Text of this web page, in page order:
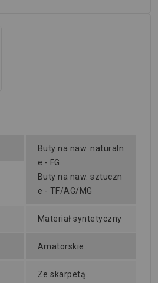
Buty na naw. naturaln
e - FG
Buty na naw. sztuczn
e - TF/AG/MG
Materiał syntetyczny
Amatorskie
Ze skarpetą